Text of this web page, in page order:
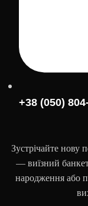
+38 (050)
Зустрічайте нову
— виїзний
народження або